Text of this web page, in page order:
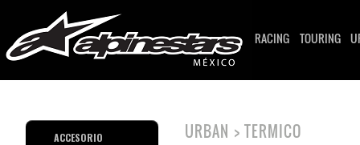
RACING TOURING
ACCESORIO URBAN > TERMICO